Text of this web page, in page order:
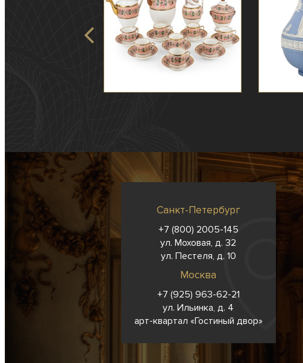
Санкт-Петербург
+7 (800) 2005-145
ул. Моховая, д. 32
ул. Пестеля, д. 10
Москва
+7 (925) 963-62-21
ул. Ильинка, д. 4
арт-квартал «Гостиный двор»